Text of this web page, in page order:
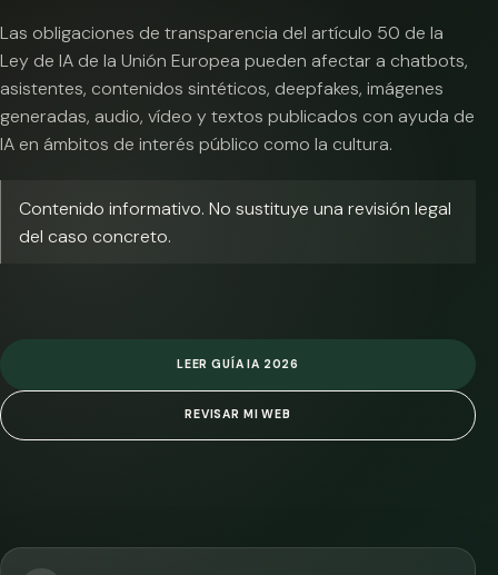
Las obligaciones de transparencia del artículo 50 de la
Ley de IA de la Unión Europea pueden afectar a chatbots,
asistentes, contenidos sintéticos, deepfakes, imágenes
generadas, audio, vídeo y textos publicados con ayuda de
IA en ámbitos de interés público como la cultura.
Contenido informativo. No sustituye una revisión legal
del caso concreto.
LEER GUÍA IA 2026
REVISAR MI WEB